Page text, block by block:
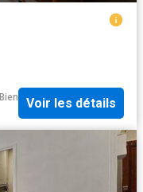
Bien
Voir les détails